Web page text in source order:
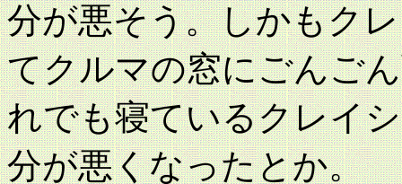
分が悪そう。しかもク
てクルマの窓にごんご
れでも寝ているクレイ
分が悪くなったとか。